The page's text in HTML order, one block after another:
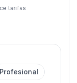
tarifas
Profesional